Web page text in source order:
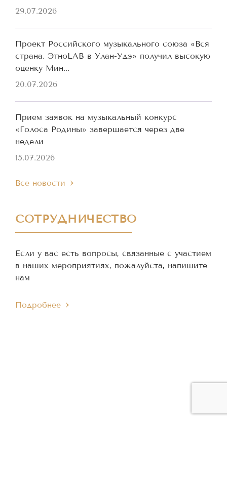
29.07.2026
Проект Российского музыкального союза «Вся
страна. ЭтноLAB в Улан-Удэ» получил высокую
оценку Мин...
20.07.2026
Прием заявок на музыкальный конкурс
«Голоса Родины» завершается через две
недели
15.07.2026
Все новости
СОТРУДНИЧЕСТВО
Если у вас есть вопросы, связанные с участием
в наших мероприятиях, пожалуйста, напишите
нам
Подробнее